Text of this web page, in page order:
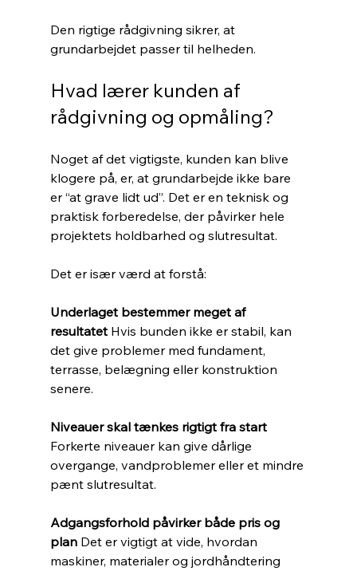
Den rigtige rådgivning sikrer, at
grundarbejdet passer til helheden.
Hvad lærer kunden af
rådgivning og opmåling?
Noget af det vigtigste, kunden kan blive
klogere på, er, at grundarbejde ikke bare
er “at grave lidt ud”. Det er en teknisk og
praktisk forberedelse, der påvirker hele
projektets holdbarhed og slutresultat.
Det er især værd at forstå:
Underlaget bestemmer meget af
resultatet Hvis bunden ikke er stabil, kan
det give problemer med fundament,
terrasse, belægning eller konstruktion
senere.
Niveauer skal tænkes rigtigt fra start
Forkerte niveauer kan give dårlige
overgange, vandproblemer eller et mindre
pænt slutresultat.
Adgangsforhold påvirker både pris og
plan Det er vigtigt at vide, hvordan
maskiner, materialer og jordhåndtering